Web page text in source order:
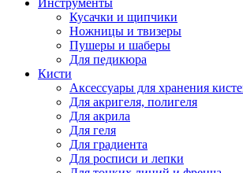
Инструменты
Кусачки и щипчики
Ножницы и твизеры
Пушеры и шаберы
Для педикюра
Кисти
Аксессуары для хранения
Для акригеля, полигеля
Для акрила
Для геля
Для градиента
Для росписи и лепки